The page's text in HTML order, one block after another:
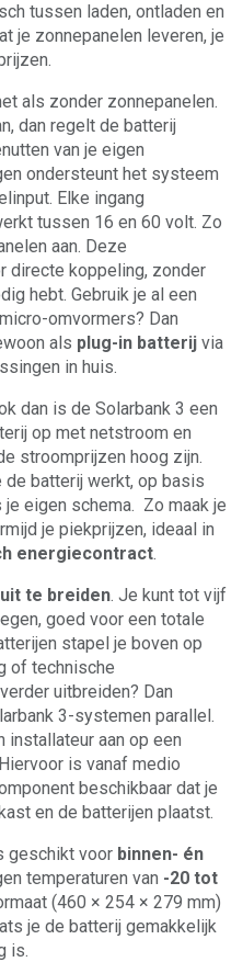
tussen laden, ontladen en
je zonnepanelen leveren, je
als zonder zonnepanelen.
dan regelt de batterij
van je eigen
ondersteunt het systeem
Elke ingang
tussen 16 en 60 volt. Zo
aan. Deze
directe koppeling, zonder
hebt. Gebruik je al een
omvormers? Dan
als plug-in batterij via
in huis.
dan is de Solarbank 3 een
op met netstroom en
stroomprijzen hoog zijn.
de batterij werkt, op basis
eigen schema. Zo maak je
je piekprijzen, ideaal in
energiecontract.
te breiden. Je kunt tot vijf
goed voor een totale
stapel je boven op
of technische
uitbreiden? Dan
3-systemen parallel.
aan op een
is vanaf medio
beschikbaar dat je
en de batterijen plaatst.
geschikt voor binnen- én
temperaturen van -20 tot
(460 × 254 × 279 mm)
je de batterij gemakkelijk
is.